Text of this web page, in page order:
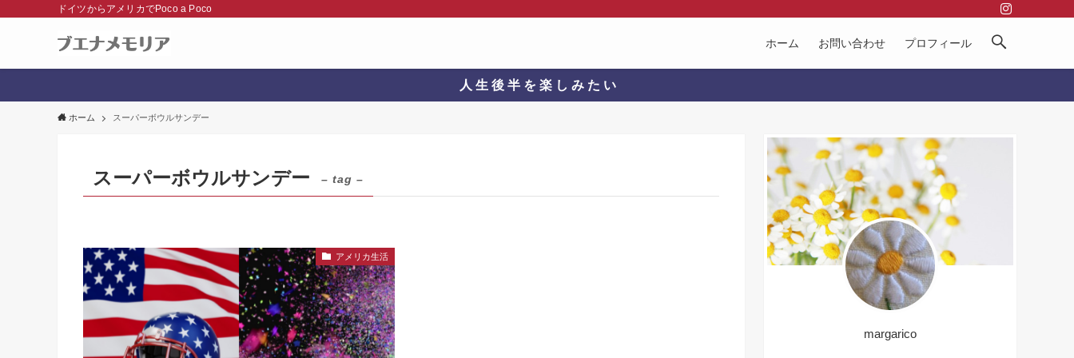
ドイツからアメリカでPoco a Poco
ホーム お問い合わせ プロフィール
人 生 後 半 を 楽 し み た い
ホーム スーパーボウルサンデー
スーパーボウルサンデー – tag –
アメリカ生活
margarico